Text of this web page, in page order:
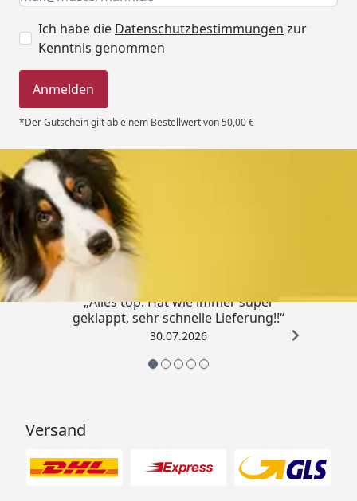
Ich habe die Datenschutzbestimmungen zur
Kenntnis genommen
Anmelden
*Der Gutschein gilt ab einem Bestellwert von 50,00 €
Trusted Shops
„Alles top. Hat wie immer super
geklappt, sehr schnelle Lieferung!!“
30.07.2026
Versand